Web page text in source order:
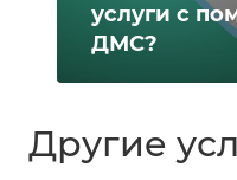
услуги с
ДМС?
Другие